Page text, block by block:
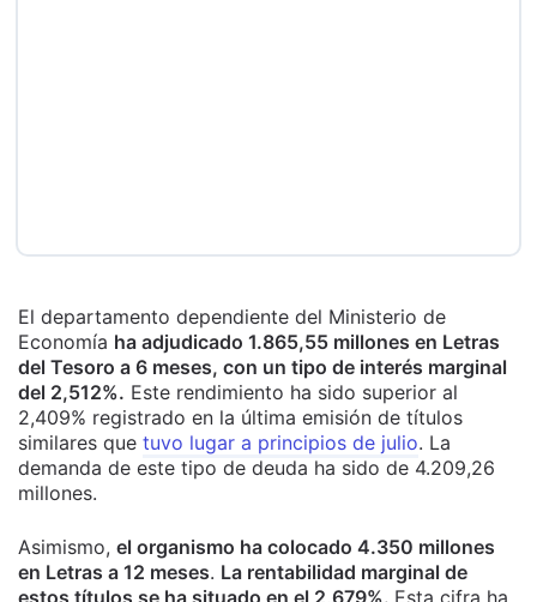
El departamento dependiente del Ministerio de
Economía ha adjudicado 1.865,55 millones en Letras
del Tesoro a 6 meses, con un tipo de interés marginal
del 2,512%. Este rendimiento ha sido superior al
2,409% registrado en la última emisión de títulos
similares que tuvo lugar a principios de julio. La
demanda de este tipo de deuda ha sido de 4.209,26
millones.
Asimismo, el organismo ha colocado 4.350 millones
en Letras a 12 meses. La rentabilidad marginal de
estos títulos se ha situado en el 2,679%. Esta cifra ha